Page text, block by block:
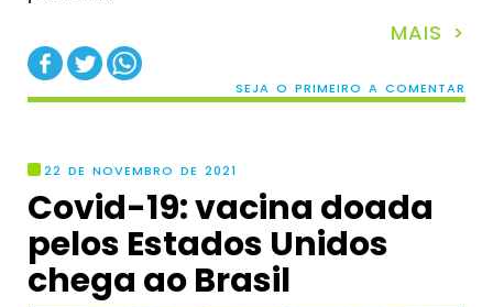
MAIS >
SEJA O PRIMEIRO A COMENTAR
22 DE NOVEMBRO DE 2021
Covid-19: vacina doada
pelos Estados Unidos
chega ao Brasil